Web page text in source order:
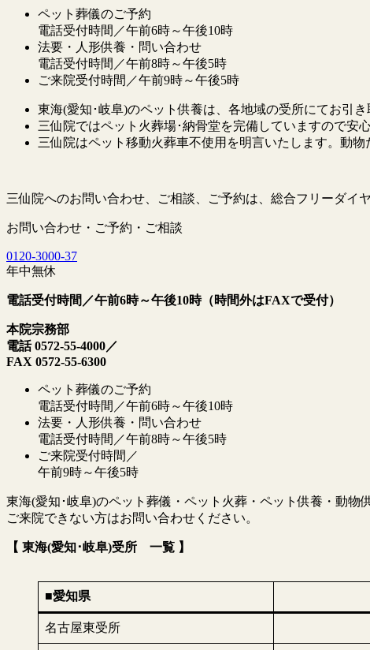
ペット葬儀のご予約
電話受付時間／午前6時～午後10時
法要・人形供養・問い合わせ
電話受付時間／午前8時～午後5時
ご来院受付時間／午前9時～午後5時
東海(愛知･岐阜)のペット供養は、各地域の受所にてお引
三仙院ではペット火葬場･納骨堂を完備していますので安
三仙院はペット移動火葬車不使用を明言いたします。動物
三仙院へのお問い合わせ、ご相談、ご予約は、総合フリーダイ
お問い合わせ・ご予約・ご相談
0120-3000-37
年中無休
電話受付時間／午前6時～午後10時（時間外はFAXで受付）
本院宗務部
電話 0572-55-4000／
FAX 0572-55-6300
ペット葬儀のご予約
電話受付時間／午前6時～午後10時
法要・人形供養・問い合わせ
電話受付時間／午前8時～午後5時
ご来院受付時間／
午前9時～午後5時
東海(愛知･岐阜)のペット葬儀・ペット火葬・ペット供養・動物
ご来院できない方はお問い合わせください。
【 東海(愛知･岐阜)受所 一覧 】
■愛知県
名古屋東受所